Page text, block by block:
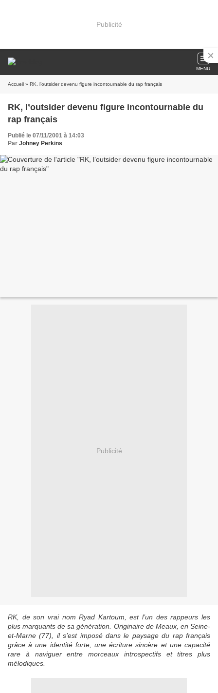
Publicité
MENU
Accueil » RK, l’outsider devenu figure incontournable du rap français
RK, l’outsider devenu figure incontournable du
rap français
Publié le 07/11/2001 à 14:03
Par Johney Perkins
Publicité
RK, de son vrai nom Ryad Kartoum, est l’un des rappeurs les
plus marquants de sa génération. Originaire de Meaux, en Seine-
et-Marne (77), il s’est imposé dans le paysage du rap français
grâce à une identité forte, une écriture sincère et une capacité
rare à naviguer entre morceaux introspectifs et titres plus
mélodiques.